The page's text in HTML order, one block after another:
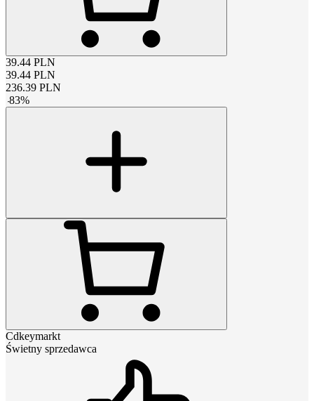
39.44 PLN
39.44 PLN
236.39 PLN
-83%
Cdkeymarkt
Świetny sprzedawca